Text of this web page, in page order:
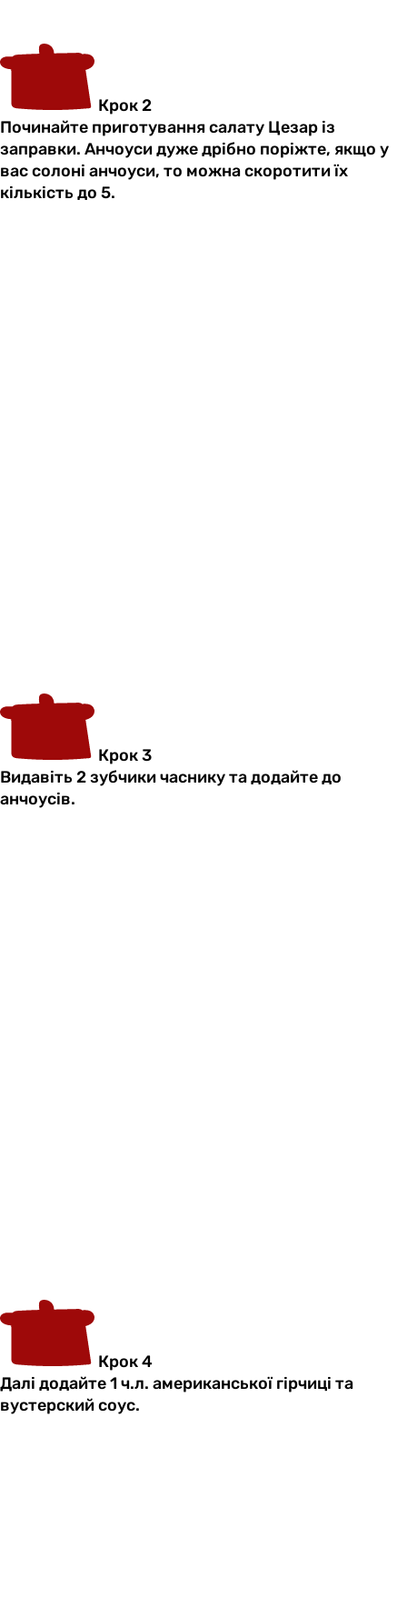
Крок 2
Починайте приготування салату Цезар із
заправки. Анчоуси дуже дрібно поріжте, якщо у
вас солоні анчоуси, то можна скоротити їх
кількість до 5.
Крок 3
Видавіть 2 зубчики часнику та додайте до
анчоусів.
Крок 4
Далі додайте 1 ч.л. американської гірчиці та
вустерский соус.